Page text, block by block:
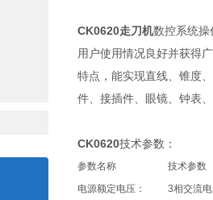
CK0620走刀机数控系统操
用户使用情况良好并获得
特点，能实现直线、锥度
件、接插件、眼镜、钟表
CK0620技术参数：
参数名称 技术参数
电源额定电压：
3相交流